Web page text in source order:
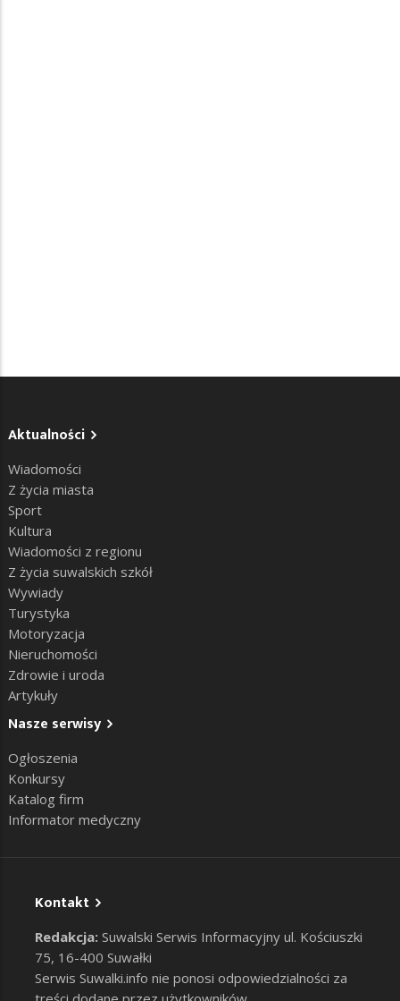
Aktualności
Wiadomości
Z życia miasta
Sport
Kultura
Wiadomości z regionu
Z życia suwalskich szkół
Wywiady
Turystyka
Motoryzacja
Nieruchomości
Zdrowie i uroda
Artykuły
Nasze serwisy
Ogłoszenia
Konkursy
Katalog firm
Informator medyczny
Kontakt
Redakcja: Suwalski Serwis Informacyjny ul. Kościuszki
75, 16-400 Suwałki
Serwis Suwalki.info nie ponosi odpowiedzialności za